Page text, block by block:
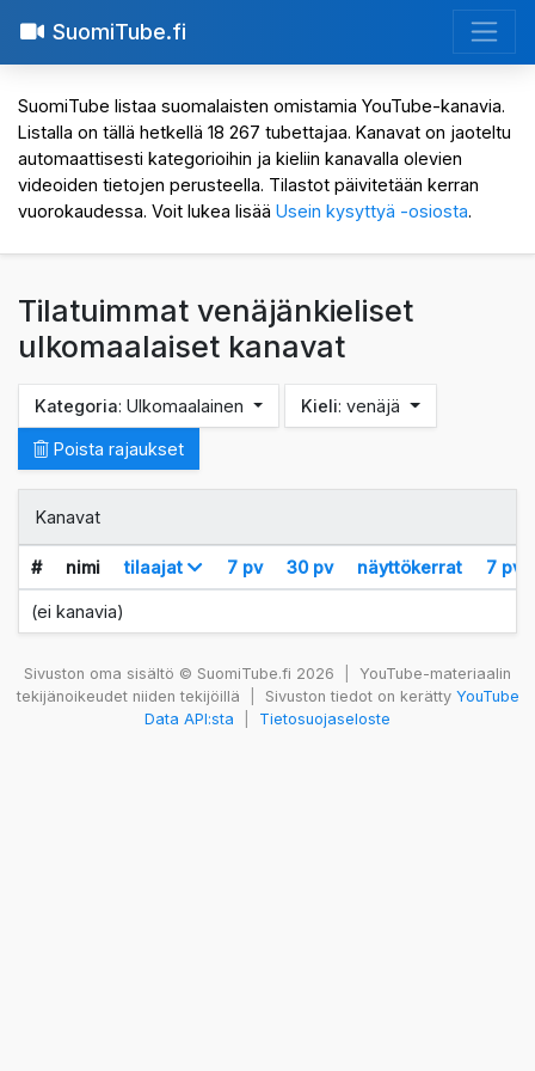
SuomiTube.fi
SuomiTube listaa suomalaisten omistamia YouTube-kanavia.
Listalla on tällä hetkellä 18 267 tubettajaa. Kanavat on jaoteltu
automaattisesti kategorioihin ja kieliin kanavalla olevien
videoiden tietojen perusteella. Tilastot päivitetään kerran
vuorokaudessa. Voit lukea lisää Usein kysyttyä -osiosta.
Tilatuimmat venäjänkieliset
ulkomaalaiset kanavat
Kategoria: Ulkomaalainen Kieli: venäjä
Poista rajaukset
Kanavat
# nimi tilaajat 7 pv 30 pv näyttökerrat 7 pv
(ei kanavia)
Sivuston oma sisältö © SuomiTube.fi 2026
YouTube-materiaalin
tekijänoikeudet niiden tekijöillä
Sivuston tiedot on kerätty YouTube
Data API:sta
Tietosuojaseloste